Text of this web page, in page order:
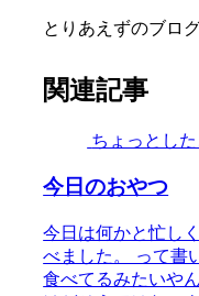
とりあえずのブロ
関連記事
ちょっとした
今日のおやつ
今日は何かと忙し
べました。 って書
食べてるみたいや